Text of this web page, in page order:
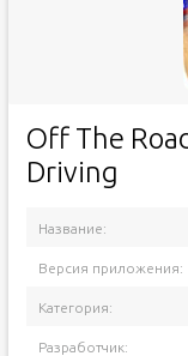
Off The
Driving
Название:
Версия приложения:
Категория:
Разработчик: